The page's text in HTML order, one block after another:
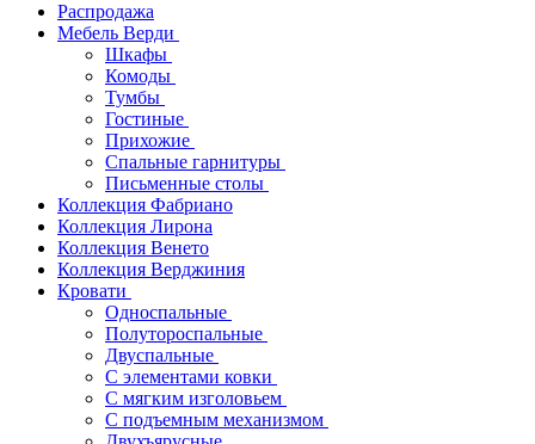
Распродажа
Мебель Верди
Шкафы
Комоды
Тумбы
Гостиные
Прихожие
Спальные гарнитуры
Письменные столы
Коллекция Фабриано
Коллекция Лирона
Коллекция Венето
Коллекция Верджиния
Кровати
Односпальные
Полутороспальные
Двуспальные
С элементами ковки
С мягким изголовьем
С подъемным механизмом